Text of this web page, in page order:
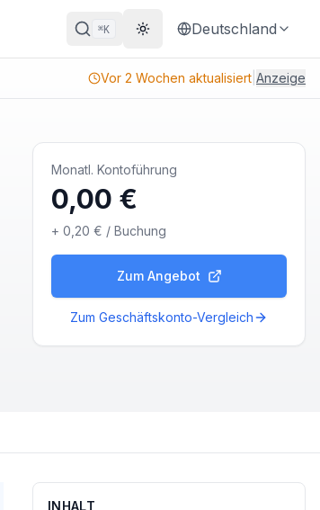
⌘K Theme wechseln
Deutschland
Vor 2 Wochen aktualisiert Anzeige
Monatl. Kontoführung
0,00 €
+ 0,20 € / Buchung
Zum Angebot
Zum Geschäftskonto-Vergleich
INHALT